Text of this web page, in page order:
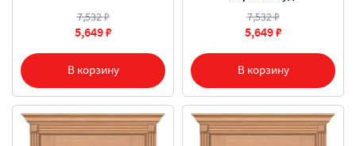
В корзину
7,532 ₽
5,649 ₽
В корзину
7,532 ₽
5,649 ₽